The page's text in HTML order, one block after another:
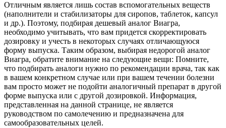
Отличным является лишь состав вспомогательных веществ
(наполнители и стабилизаторы для сиропов, таблеток, капсул
и др.). Поэтому, подбирая дешевый аналог Виагра,
необходимо учитывать, что вам придется скорректировать
дозировку и учесть в некоторых случаях отличающуюся
форму выпуска. Таким образом, выбирая недорогой аналог
Виагра, обратите внимание на следующие вещи: Помните,
что подбирать аналоги нужно по рекомендации врача, так как
в вашем конкретном случае или при вашем течении болезни
вам просто может не подойти аналогичный препарат в другой
форме выпуска или с другой дозировкой. Информация,
представленная на данной странице, не является
руководством по самолечению и предназначена для
самообразовательных целей.